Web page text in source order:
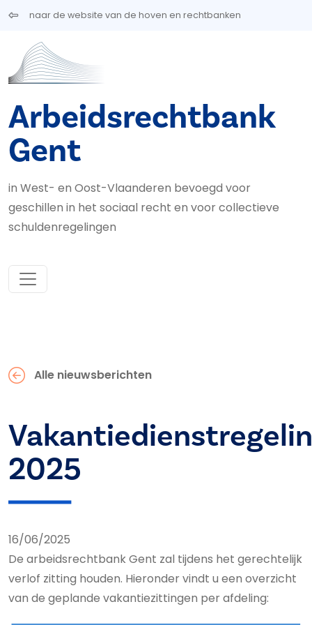
Overslaan en naar de inhoud gaan
naar de website van de hoven en rechtbanken
Arbeidsrechtbank
Gent
in West- en Oost-Vlaanderen bevoegd voor
geschillen in het sociaal recht en voor collectieve
schuldenregelingen
Alle nieuwsberichten
2025
16/06/2025
De arbeidsrechtbank Gent zal tijdens het gerechtelijk
verlof zitting houden. Hieronder vindt u een overzicht
van de geplande vakantiezittingen per afdeling: